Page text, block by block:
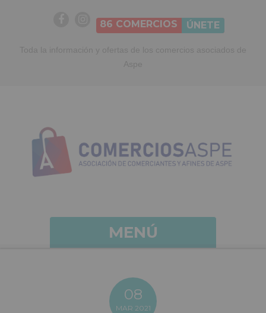
86 COMERCIOS ÚNETE
MENÚ
08
MAR 2021